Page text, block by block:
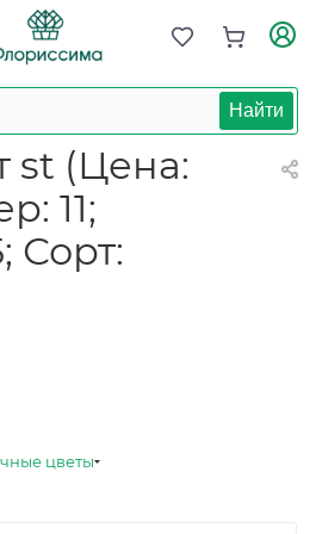
Найти
st (Цена:
11;
Сорт:
цветы